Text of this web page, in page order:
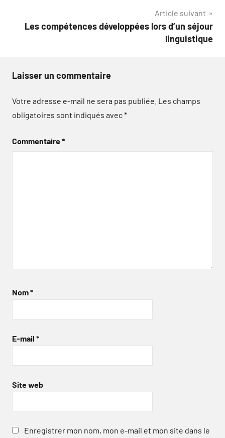
Article suivant
Les compétences développées lors d’un séjour
linguistique
Laisser un commentaire
Votre adresse e-mail ne sera pas publiée. Les champs
obligatoires sont indiqués avec*
Commentaire*
Nom*
E-mail *
Site web
Enregistrer mon nom, mon e-mail et mon site dans le